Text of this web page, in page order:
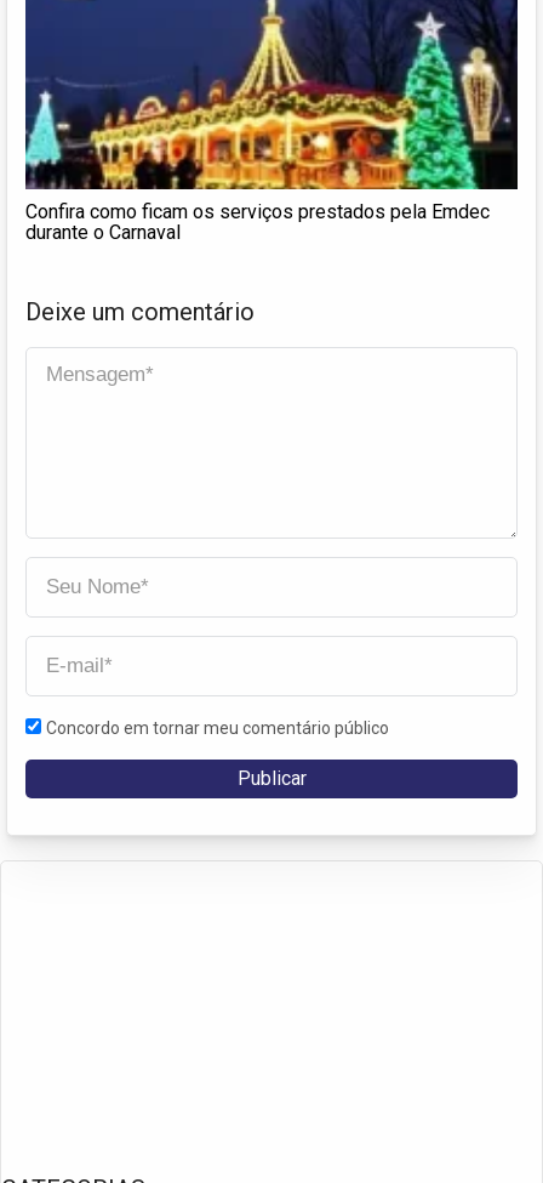
Confira como ficam os serviços prestados pela Emdec
durante o Carnaval
Deixe um comentário
Concordo em tornar meu comentário público